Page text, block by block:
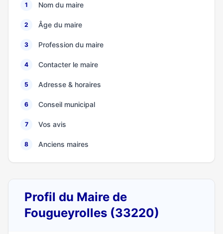
1 Nom du maire
2 Âge du maire
3 Profession du maire
4 Contacter le maire
5 Adresse & horaires
6 Conseil municipal
7 Vos avis
8 Anciens maires
Profil du Maire de
Fougueyrolles (33220)